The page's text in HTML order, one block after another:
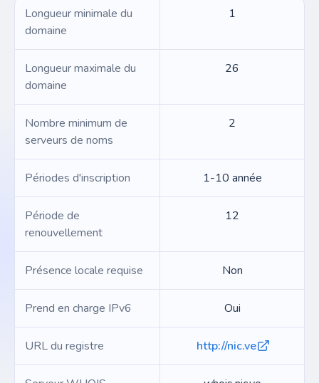
Longueur minimale du
domaine
1
Longueur maximale du
domaine
26
Nombre minimum de
serveurs de noms
2
Périodes d'inscription 1-10 année
Période de
renouvellement
12
Présence locale requise Non
Prend en charge IPv6 Oui
URL du registre http://nic.ve